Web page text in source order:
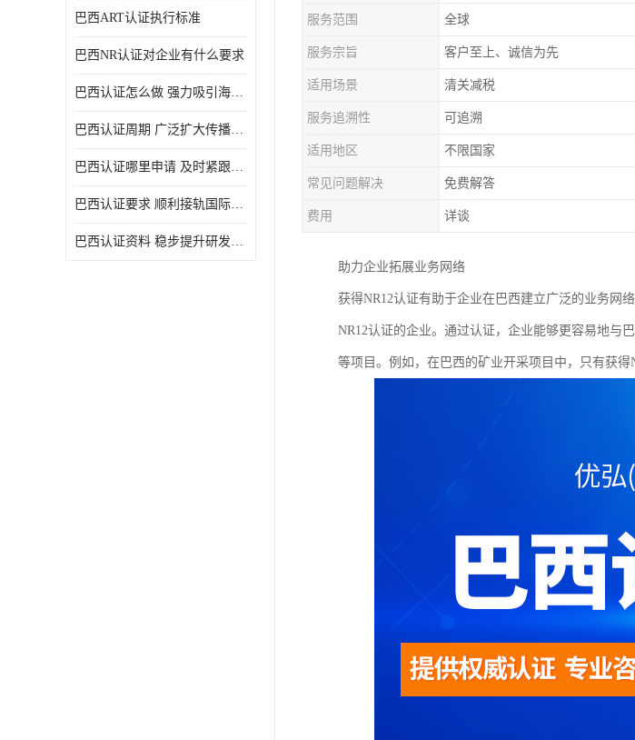
巴西ART认证执行标准
巴西NR认证对企业有什么要求
巴西认证怎么做 强力吸引海外投资
巴西认证周期 广泛扩大传播范围
巴西认证哪里申请 及时紧跟法规变化
巴西认证要求 顺利接轨国际规范
巴西认证资料 稳步提升研发能力
服务范围 全球
服务宗旨 客户至上、诚信为先
适用场景 清关减税
服务追溯性 可追溯
适用地区 不限国家
常见问题解决 免费解答
费用 详谈
助力企业拓展业务网络
获得NR12认证有助于企业在巴西建立广泛的业务网
NR12认证的企业。通过认证，企业能够更容易地与
等项目。例如，在巴西的矿业开采项目中，只有获